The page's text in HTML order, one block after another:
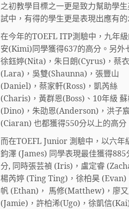
之初教學目標之一更是致力幫助學
試中，有得的學生更是表現出應有
在今年的TOEFL ITP測驗中，九年
安(Kimi)同學獲得637的高分。另外
徐鈺婷(Nita)，朱日朗(Cyrus)，蔡
(Lara)，吳雙(Shaunna)，張豐山
(Daniel)，蔡家軒(Ross)，凱芮絲
(Charis)，黃群恩(Boss)、10年級
(Dino)，朱劭恩(Anderson)，洪子
(Ciaran) 也都獲得550分以上的高分
而在TOEFL Junior 測驗中，以六年
鈞澤 (James) 同學表現最佳獲得885
分, 同時張芸禎 (Iris)，盧定睿
楊芮婷 (Ting Ting)，徐柏昊 (Evan)
帆 (Ethan)， 馬修(Matthew)，廖
(Jamie)，許柏浠(Ugo)，徐凱信